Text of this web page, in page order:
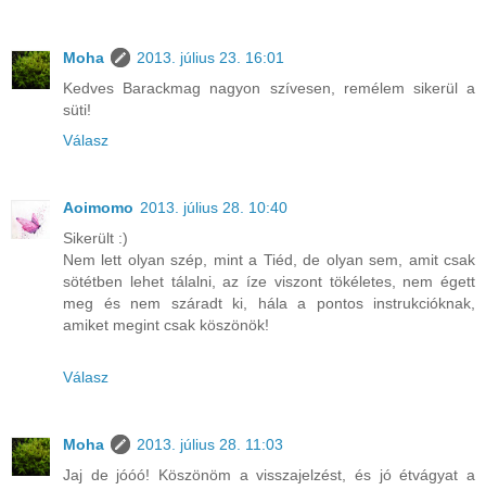
Moha
2013. július 23. 16:01
Kedves Barackmag nagyon szívesen, remélem sikerül a
süti!
Válasz
Aoimomo 2013. július 28. 10:40
Sikerült :)
Nem lett olyan szép, mint a Tiéd, de olyan sem, amit csak
sötétben lehet tálalni, az íze viszont tökéletes, nem égett
meg és nem száradt ki, hála a pontos instrukcióknak,
amiket megint csak köszönök!
Válasz
Moha
2013. július 28. 11:03
Jaj de jóóó! Köszönöm a visszajelzést, és jó étvágyat a